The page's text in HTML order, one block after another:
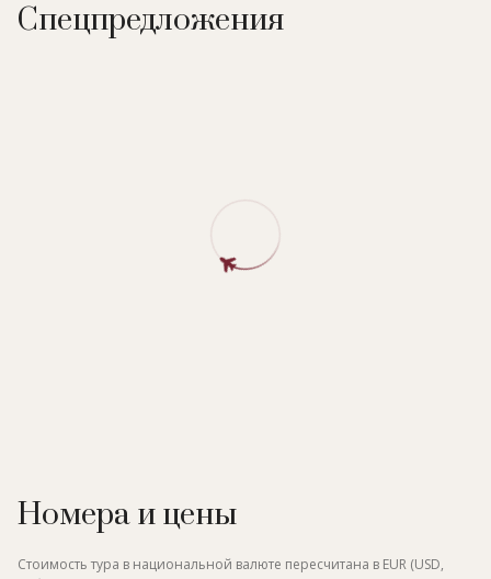
Спецпредложения
Номера и цены
Стоимость тура в национальной валюте пересчитана в EUR (USD,